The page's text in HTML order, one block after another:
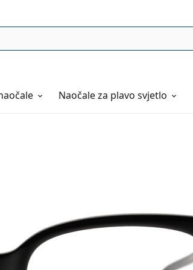
Naočaleza plavo svjetlo